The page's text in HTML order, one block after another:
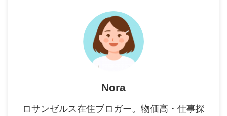
Nora
ロサンゼルス在住ブロガー。物価高・仕事探